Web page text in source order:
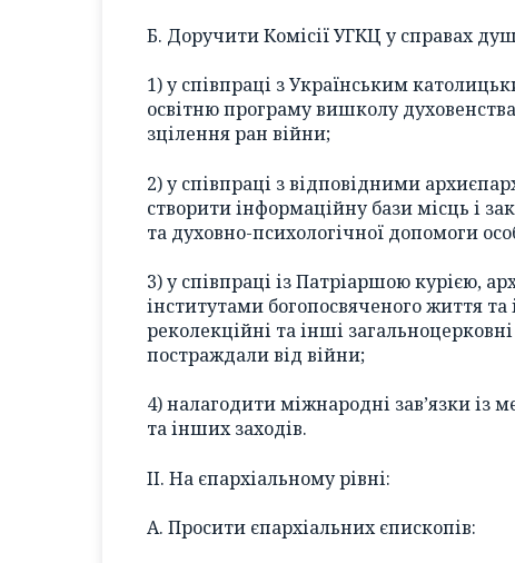
Б. Доручити Комісії УГКЦ у справах
1) у співпраці з Українським
освітню програму вишколу
зцілення ран війни;
2) у співпраці з відповідними
створити інформаційну бази місць і
та духовно-психологічної допомоги
3) у співпраці із Патріаршою курією,
інститутами богопосвяченого життя
реколекційні та інші
постраждали від війни;
4) налагодити міжнародні зав’язки із
та інших заходів.
II. На єпархіальному рівні:
А. Просити єпархіальних єпископів: